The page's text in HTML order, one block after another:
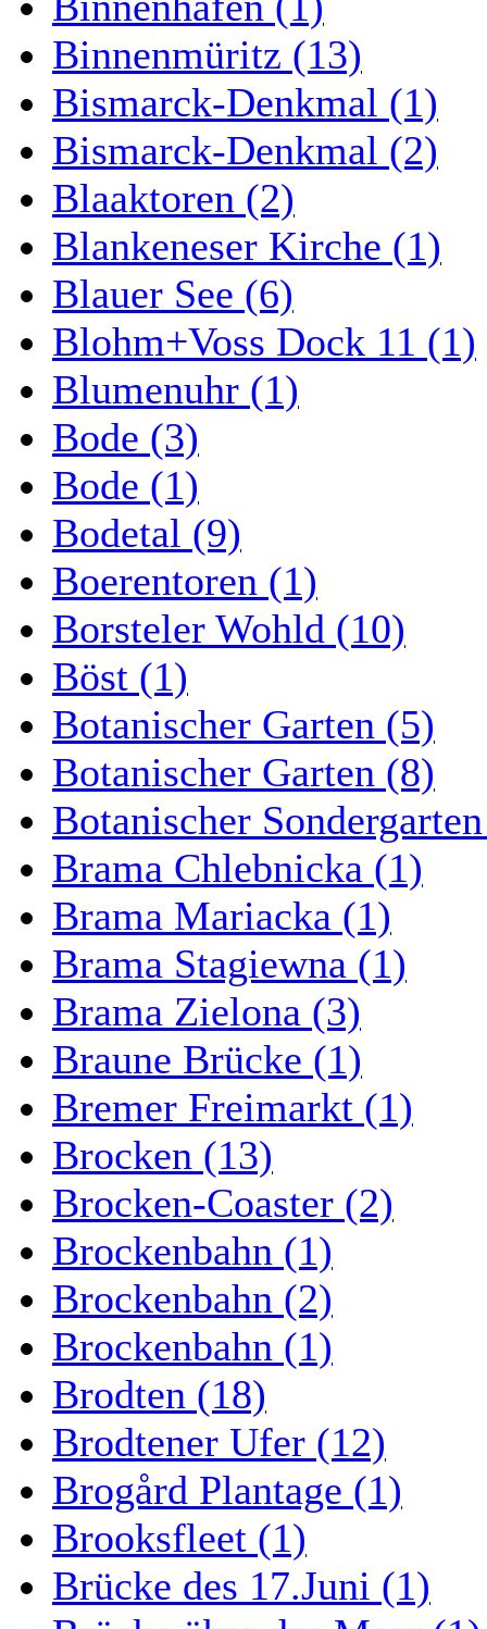
Binnenmüritz (13)
Bismarck-Denkmal (1)
Bismarck-Denkmal (2)
Blaaktoren (2)
Blankeneser Kirche (1)
Blauer See (6)
Blohm+Voss Dock 11 (1)
Blumenuhr (1)
Bode (3)
Bode (1)
Bodetal (9)
Boerentoren (1)
Borsteler Wohld (10)
Böst (1)
Botanischer Garten (5)
Botanischer Garten (8)
Botanischer
Brama Chlebnicka (1)
Brama Mariacka (1)
Brama Stagiewna (1)
Brama Zielona (3)
Braune Brücke (1)
Bremer Freimarkt (1)
Brocken (13)
Brocken-Coaster (2)
Brockenbahn (1)
Brockenbahn (2)
Brockenbahn (1)
Brodten (18)
Brodtener Ufer (12)
Brogård Plantage (1)
Brooksfleet (1)
Brücke des 17.Juni (1)